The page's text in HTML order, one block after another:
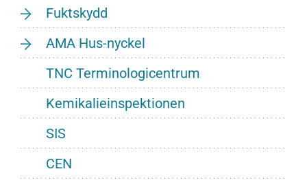
Fuktskydd
AMA Hus-nyckel
TNC Terminologicentrum
Kemikalieinspektionen
SIS
CEN